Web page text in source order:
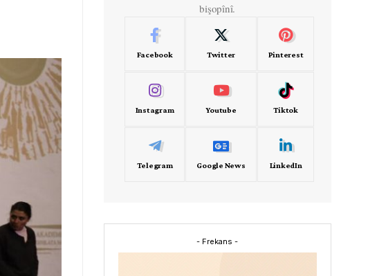
bişopînî.
Facebook Twitter Pinterest
Instagram Youtube Tiktok
Telegram Google News LinkedIn
- Frekans -